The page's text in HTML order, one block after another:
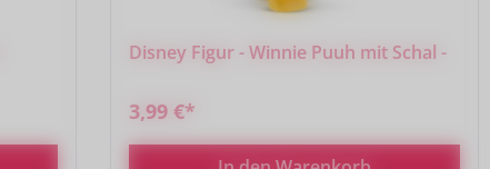
Disney Figur - Winnie Puuh mit Schal -
3,99 €*